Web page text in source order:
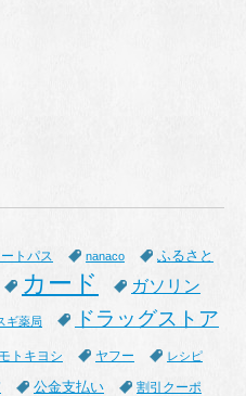
トパス nanaco
ふるさと
カード
ガソリン
ギ薬局
ドラッグストア
トキヨシ ヤフー レシピ
公金支払い 割引クーポ